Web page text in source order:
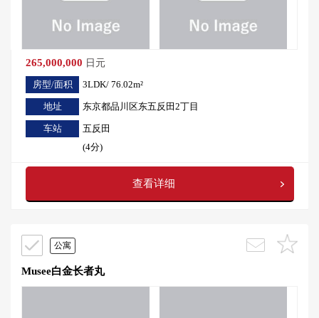
265,000,000 日元
房型/面积
3LDK/ 76.02m²
地址 东京都品川区东五反田2丁目
车站
五反田
(4分)
查看详细
公寓
Musee白金长者丸